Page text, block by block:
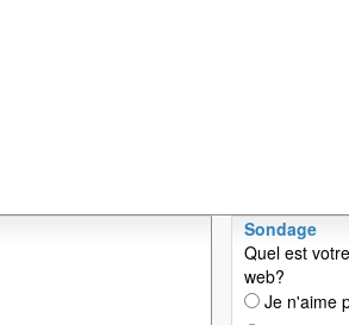
Sondage
Quel est
web?
Je n'aime